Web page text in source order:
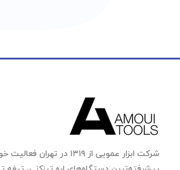
شرکت ابزار عمویی از ۱۳۱۹ در